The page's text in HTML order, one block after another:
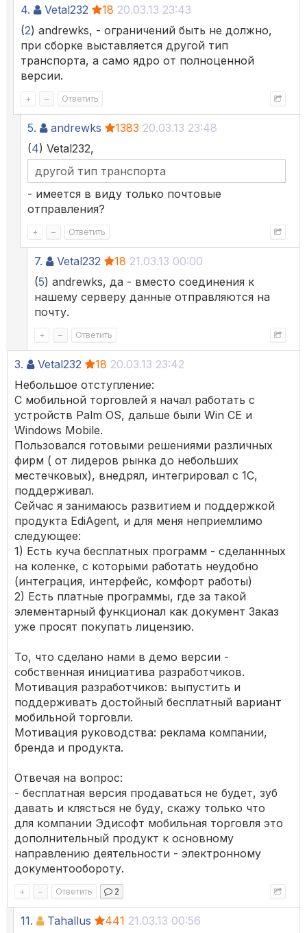
4. Vetal232 18 20.03.13 23:43
(2) andrewks, - ограничений быть не должно,
при сборке выставляется другой тип
транспорта, а само ядро от полноценной
версии.
+ – Ответить
5. andrewks 1383 20.03.13 23:48
(4) Vetal232,
другой тип транспорта
- имеется в виду только почтовые
отправления?
+ – Ответить
7. Vetal232 18 21.03.13 00:00
(5) andrewks, да - вместо соединения к
нашему серверу данные отправляются на
почту.
+ – Ответить
3. Vetal232 18 20.03.13 23:42
Небольшое отступление:
С мобильной торговлей я начал работать с
устройств Palm OS, дальше были Win CE и
Windows Mobile.
Пользовался готовыми решениями различных
фирм ( от лидеров рынка до небольших
местечковых), внедрял, интегрировал с 1С,
поддерживал.
Сейчас я занимаюсь развитием и поддержкой
продукта EdiAgent, и для меня неприемлимо
следующее:
1) Есть куча бесплатных программ - сделаннных
на коленке, с которыми работать неудобно
(интеграция, интерфейс, комфорт работы)
2) Есть платные программы, где за такой
элементарный функционал как документ Заказ
уже просят покупать лицензию.
То, что сделано нами в демо версии -
собственная инициатива разработчиков.
Мотивация разработчиков: выпустить и
поддерживать достойный бесплатный вариант
мобильной торговли.
Мотивация руководства: реклама компании,
бренда и продукта.
Отвечая на вопрос:
- бесплатная версия продаваться не будет, зуб
давать и клясться не буду, скажу только что
для компании Эдисофт мобильная торговля это
дополнительный продукт к основному
направлению деятельности - электронному
документообороту.
+ – Ответить 2
11. Tahallus 441 21.03.13 00:56